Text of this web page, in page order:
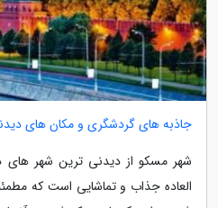
جاذبه های گردشگری و مکان های
شهر مسکو از دیدنی ترین شهر های
العاده جذاب و تماشایی است که